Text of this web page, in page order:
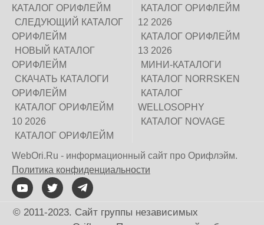
КАТАЛОГ ОРИФЛЕЙМ
СЛЕДУЮЩИЙ КАТАЛОГ
ОРИФЛЕЙМ
НОВЫЙ КАТАЛОГ
ОРИФЛЕЙМ
СКАЧАТЬ КАТАЛОГИ
ОРИФЛЕЙМ
КАТАЛОГ ОРИФЛЕЙМ
10 2026
КАТАЛОГ ОРИФЛЕЙМ
КАТАЛОГ ОРИФЛЕЙМ
12 2026
КАТАЛОГ ОРИФЛЕЙМ
13 2026
МИНИ-КАТАЛОГИ
КАТАЛОГ NORRSKEN
КАТАЛОГ
WELLOSOPHY
КАТАЛОГ NOVAGE
WebOri.Ru - информационный сайт про Орифлэйм.
Политика конфиденциальности
© 2011-2023. Сайт группы независимых